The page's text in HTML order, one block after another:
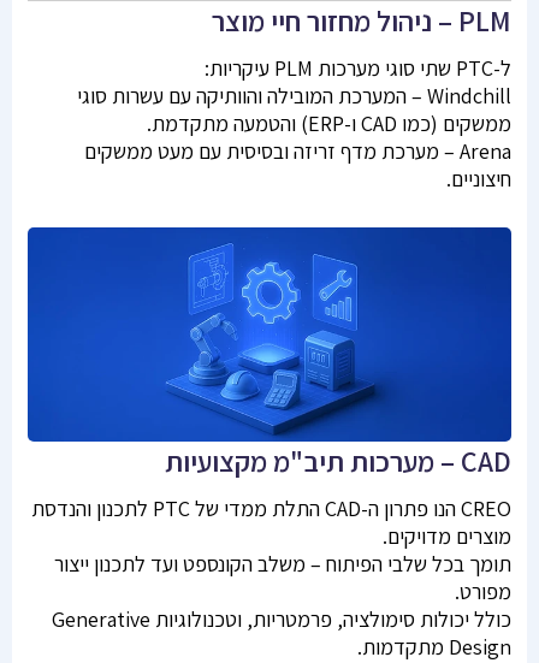
PLM – ניהול מחזור חיי מוצר
ל-PTC שתי סוגי מערכות PLM עיקריות:
Windchill – המערכת המובילה והוותיקה עם עשרות סוגי
ממשקים (כמו CAD ו-ERP) והטמעה מתקדמת.
Arena – מערכת מדף זריזה ובסיסית עם מעט ממשקים
חיצוניים.
CAD – מערכות תיב"מ מקצועיות
CREO הנו פתרון ה-CAD התלת ממדי של PTC לתכנון והנדסת
מוצרים מדויקים.
תומך בכל שלבי הפיתוח – משלב הקונספט ועד לתכנון ייצור
מפורט.
כולל יכולות סימולציה, פרמטריות, וטכנולוגיות Generative
Design מתקדמות.